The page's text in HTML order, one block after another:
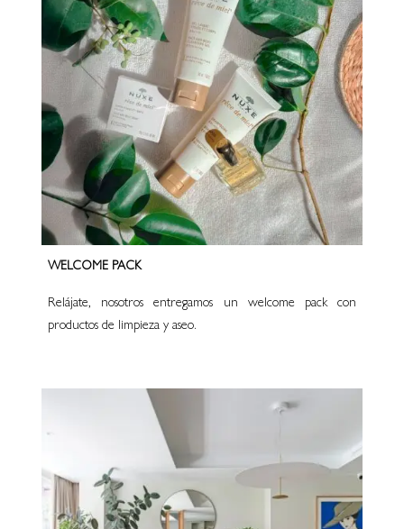
WELCOME PACK
Relájate, nosotros entregamos un welcome pack con
productos de limpieza y aseo.